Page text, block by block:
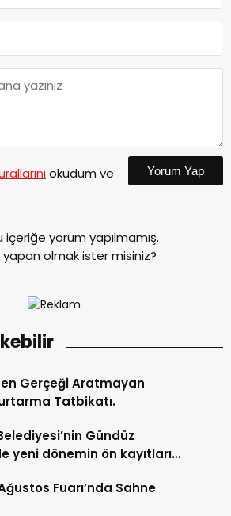
okudum ve
Yorum Yap
içeriğe yorum yapılmamış.
yapan olmak ister misiniz?
Gerçeği Aratmayan
Tatbikatı.
Gündüz
yeni dönemin ön kayıtları
Fuarı’nda Sahne